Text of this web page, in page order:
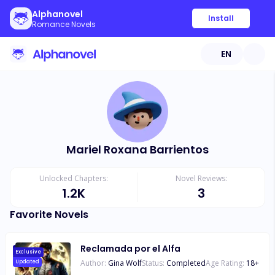
Alphanovel
Romance Novels
Install
EN
Mariel Roxana Barrientos
Unlocked Chapters:
1.2K
Novel Reviews:
3
Favorite Novels
Exclusive
Updated
Reclamada por el Alfa
Author: Gina WolfStatus: CompletedAge Rating: 18+